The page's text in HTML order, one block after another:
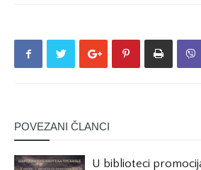
POVEZANI ČLANCI
U biblioteci